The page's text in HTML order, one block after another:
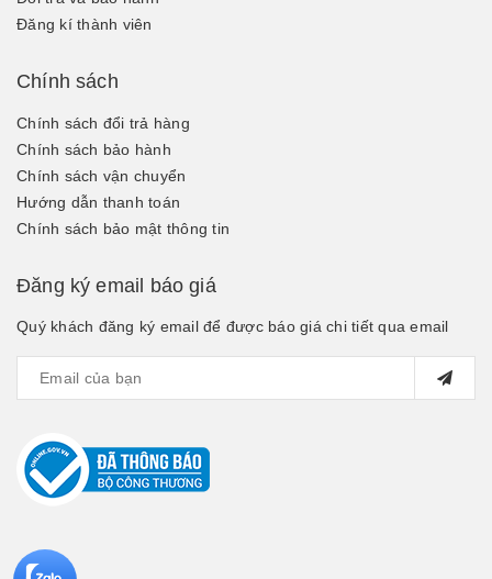
Đăng kí thành viên
Chính sách
Chính sách đổi trả hàng
Chính sách bảo hành
Chính sách vận chuyển
Hướng dẫn thanh toán
Chính sách bảo mật thông tin
Đăng ký email báo giá
Quý khách đăng ký email để được báo giá chi tiết qua email